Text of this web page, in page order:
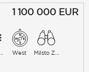
1 100 000 EUR
West